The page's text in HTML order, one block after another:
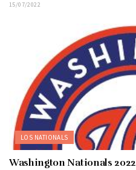
15/07/2022
LOS NATIONALS
Washington Nationals 2022